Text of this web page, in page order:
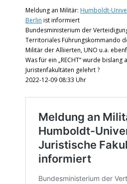
Meldung an Militär: Humboldt-
Berlin ist informiert
Bundesministerium der
Territoriales Führungskommando
Militär der Alliierten, UNO u.a.
Was für ein „RECHT“ wurde bislang
Juristenfakultäten gelehrt ?
2022-12-09 08:33 Uhr